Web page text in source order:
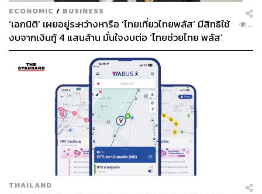
ECONOMIC / BUSINESS
‘เอกนิติ’ เผยอยู่ระหว่างหารือ ‘ไทยเที่ยวไทยพลัส’ มีสิทธิใช้
งบจากเงินกู้ 4 แสนล้าน มั่นใจงบต่อ ‘ไทยช่วยไทย พลัส’
เฟส 2 มีเพียงพอ
...
THAILAND